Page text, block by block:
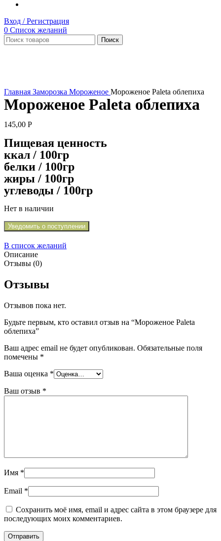
Вход / Регистрация
0 Список желаний
Поиск
Главная Заморозка Мороженое Мороженое Paleta облепиха
Мороженое Paleta облепиха
145,00 Р
Пищевая ценность
ккал / 100гр
белки / 100гр
жиры / 100гр
углеводы / 100гр
Нет в наличии
Уведомить о поступлении
В список желаний
Описание
Отзывы (0)
Отзывы
Отзывов пока нет.
Будьте первым, кто оставил отзыв на “Мороженое Paleta
облепиха”
Ваш адрес email не будет опубликован. Обязательные поля
помечены *
Ваша оценка *
Ваш отзыв *
Имя *
Email *
Сохранить моё имя, email и адрес сайта в этом браузере для
последующих моих комментариев.